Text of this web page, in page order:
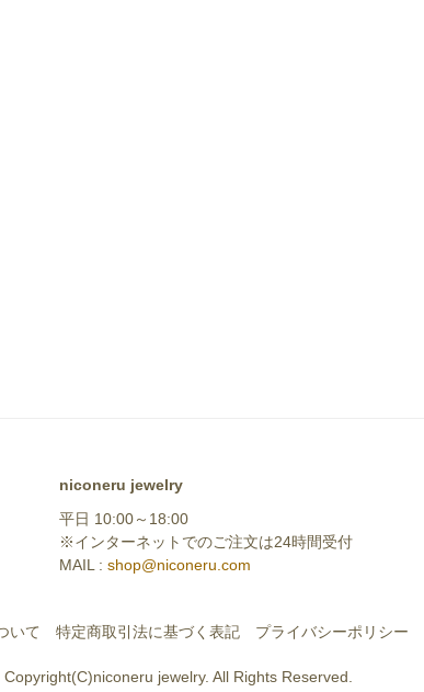
niconeru jewelry
平日 10:00～18:00
※インターネットでのご注文は24時間受付
MAIL : shop@niconeru.com
いて 特定商取引法に基づく表記 プライバシーポリシー
Copyright(C)niconeru jewelry. All Rights Reserved.